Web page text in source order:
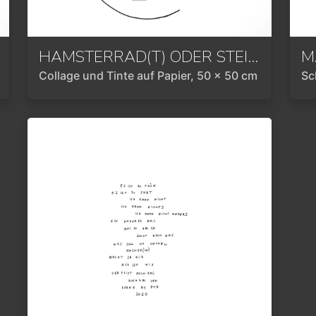
2020
HAMSTERRAD(T) ODER STEIG AUS SOLANGE DU NOCH KANNST
Collage und Tinte auf Papier, 50 x 50 cm